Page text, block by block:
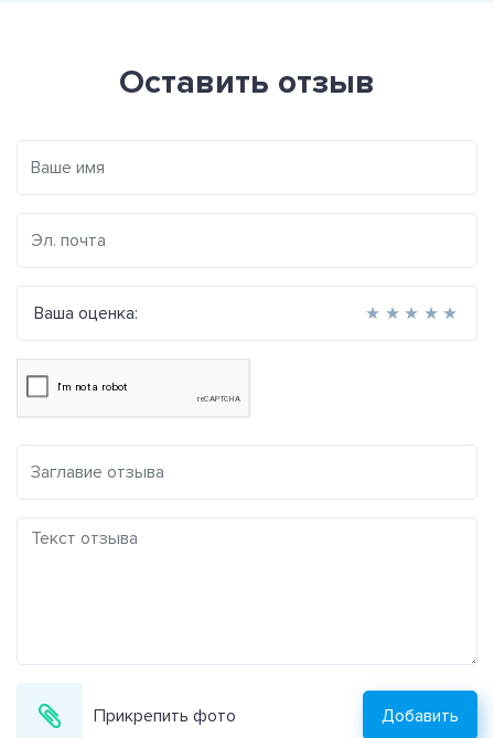
Оставить отзыв
Ваша оценка: ★
★
★
★
★
Прикрепить фото Добавить